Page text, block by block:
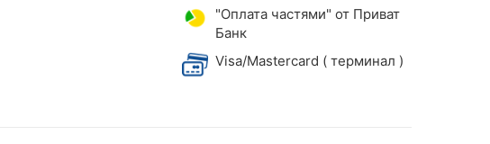
"Оплата частями" от Приват
Банк
Visa/Mastercard ( терминал )